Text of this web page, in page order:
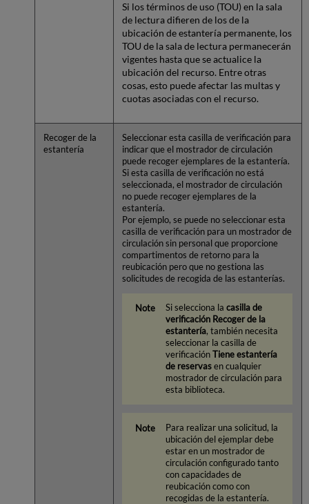
Si los términos de uso (TOU) en la sala
de lectura difieren de los de la
ubicación de estantería permanente, los
TOU de la sala de lectura permanecerán
vigentes hasta que se actualice la
ubicación del recurso. Entre otras
cosas, esto puede afectar las multas y
cuotas asociadas con el recurso.
Recoger de la
estantería
Seleccionar esta casilla de verificación para
indicar que el mostrador de circulación
puede recoger ejemplares de la estantería.
Si esta casilla de verificación no está
seleccionada, el mostrador de circulación
no puede recoger ejemplares de la
estantería.
Por ejemplo, se puede no seleccionar esta
casilla de verificación para un mostrador de
circulación sin personal que proporcione
compartimentos de retorno para la
reubicación pero que no gestiona las
solicitudes de recogida de las estanterías.
Si selecciona lacasilla de
verificación Recoger de la
estantería, también necesita
seleccionar la casilla de
verificaciónTiene estantería
de reservas en cualquier
mostrador de circulación para
esta biblioteca.
Para realizar una solicitud, la
ubicación del ejemplar debe
estar en un mostrador de
circulación configurado tanto
con capacidades de
reubicación como con
recogidas de la estantería.